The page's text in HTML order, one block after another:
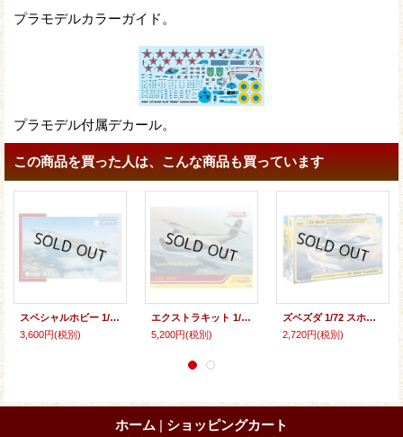
プラモデルカラーガイド。
プラモデル付属デカール。
この商品を買った人は、こんな商品も買っています
スペシャルホビー 1/72 ダッソー・ミラージュIIICJ戦闘機・イスラエル空軍【プラモデル】
3,600円(税別)
エクストラキット 1/72 サンダース・ロー SRA-1【プラモデル】
5,200円(税別)
ズベズダ 1/72 スホーイ Su-30SM フランカーH【プラモデル】
2,720円(税別)
ホーム | ショッピングカート